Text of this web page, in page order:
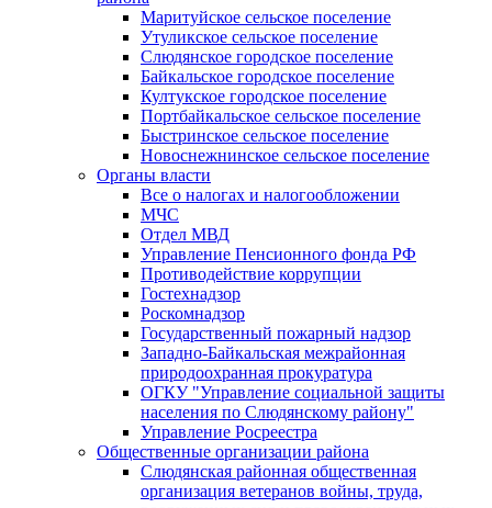
Маритуйское сельское поселение
Утуликское сельское поселение
Слюдянское городское поселение
Байкальское городское поселение
Култукское городское поселение
Портбайкальское сельское поселение
Быстринское сельское поселение
Новоснежнинское сельское поселение
Органы власти
Все о налогах и налогообложении
МЧС
Отдел МВД
Управление Пенсионного фонда РФ
Противодействие коррупции
Гостехнадзор
Роскомнадзор
Государственный пожарный надзор
Западно-Байкальская межрайонная
природоохранная прокуратура
ОГКУ "Управление социальной защиты
населения по Слюдянскому району"
Управление Росреестра
Общественные организации района
Слюдянская районная общественная
организация ветеранов войны, труда,